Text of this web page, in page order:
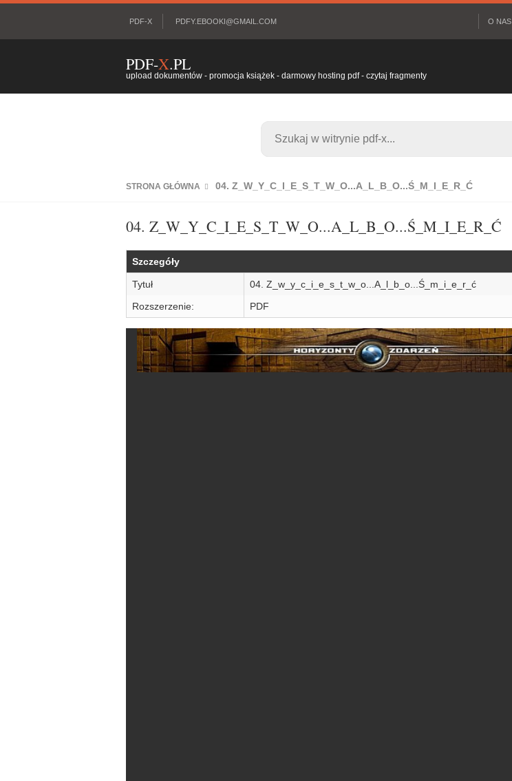
PDF-X PDFY.EBOOKI@GMAIL.COM O NAS
PDF-X.PL
upload dokumentów - promocja książek - darmowy hosting pdf - czytaj fragmenty
STRONA GŁÓWNA 04. Z_W_Y_C_I_E_S_T_W_O...A_L_B_O...Ś_M_I_E_R_Ć
04. Z_W_Y_C_I_E_S_T_W_O...A_L_B_O...Ś_M_I_E_R_Ć
Szczegóły
Tytuł
04. Z_w_y_c_i_e_s_t_w_o...A_l_b_o...Ś_m_i_e_r_ć
Rozszerzenie:
PDF